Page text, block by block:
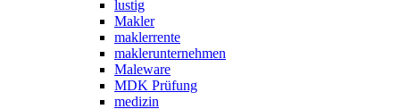
lustig
Makler
maklerrente
maklerunternehmen
Maleware
MDK Prüfung
medizin